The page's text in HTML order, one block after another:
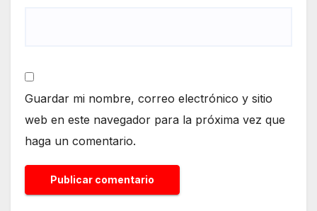
Guardar mi nombre, correo electrónico y sitio
web en este navegador para la próxima vez que
haga un comentario.